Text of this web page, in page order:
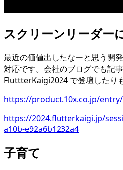
スクリーンリーダー
最近の価値出したなーと思う開
対応です。会社のブログでも記事
FluttterKaigi2024 で登壇したり
https://product.10x.co.jp/
https://2024.flutterkaigi.jp/
a10b-e92a6b1232a4
子育て